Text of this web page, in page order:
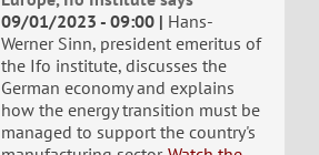
09/01/2023 - 09:00
Hans-
Werner Sinn, president emeritus of
the Ifo institute, discusses the
German economy and explains
how the energy transition must be
managed to support the country's